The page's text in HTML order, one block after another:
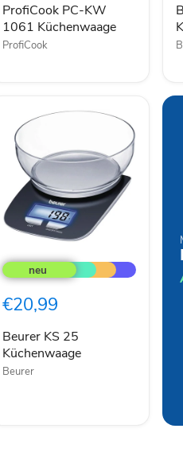
ProfiCook PC-KW
1061 Küchenwaage
ProfiCook
KS
25
€20,99
Beurer KS 25
Küchenwaage
Beurer